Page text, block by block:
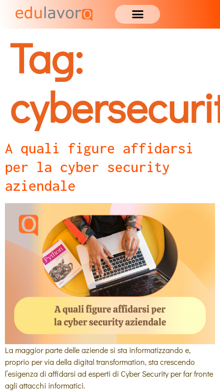
Tag:
A quali figure affidarsi
per la cyber security
aziendale
La maggior parte delle aziende si sta informatizzando e,
proprio per via della digital transformation, sta crescendo
l’esigenza di affidarsi ad esperti di Cyber Security per far fronte
agli attacchi informatici.